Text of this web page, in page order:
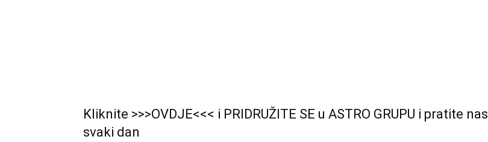
Kliknite >>>OVDJE<<< i PRIDRUŽITE SE u ASTRO GRUPU i pratite nas
svaki dan